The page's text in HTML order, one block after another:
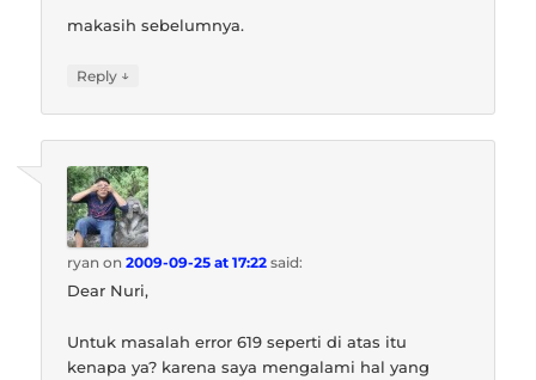
makasih sebelumnya.
Reply ↓
ryan on2009-09-25 at 17:22 said:
Dear Nuri,
Untuk masalah error 619 seperti di atas itu
kenapa ya? karena saya mengalami hal yang